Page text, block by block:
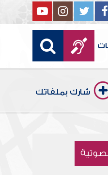
شارك بملفاتك